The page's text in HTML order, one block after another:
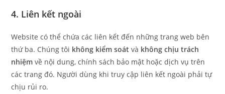
4. Liên kết ngoài
Website có thể chứa các liên kết đến những trang web bên
thứ ba. Chúng tôi không kiểm soát và không chịu trách
nhiệm về nội dung, chính sách bảo mật hoặc dịch vụ trên
các trang đó. Người dùng khi truy cập liên kết ngoài phải tự
chịu rủi ro.